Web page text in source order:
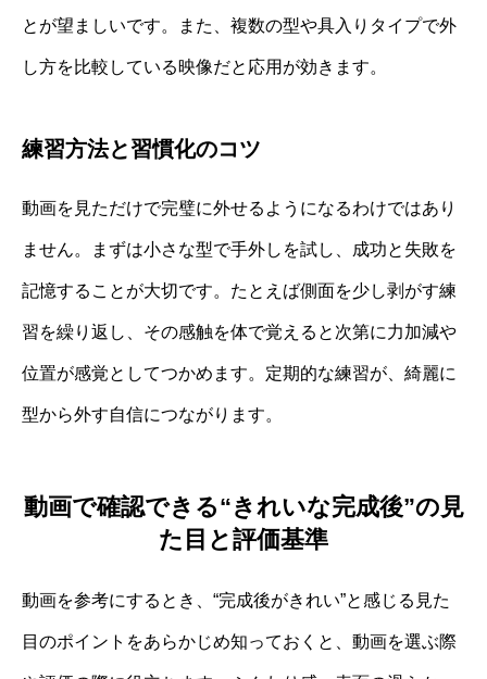
とが望ましいです。また、複数の型や具入りタイプで外
し方を比較している映像だと応用が効きます。
練習方法と習慣化のコツ
動画を見ただけで完璧に外せるようになるわけではあり
ません。まずは小さな型で手外しを試し、成功と失敗を
記憶することが大切です。たとえば側面を少し剥がす練
習を繰り返し、その感触を体で覚えると次第に力加減や
位置が感覚としてつかめます。定期的な練習が、綺麗に
型から外す自信につながります。
動画で確認できる“きれいな完成後”の見
た目と評価基準
動画を参考にするとき、“完成後がきれい”と感じる見た
目のポイントをあらかじめ知っておくと、動画を選ぶ際